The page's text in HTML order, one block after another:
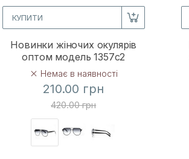
КУПИТИ
Новинки жіночих окулярів
оптом модель 1357c2
Немає в наявності
210.00 грн
420.00 грн